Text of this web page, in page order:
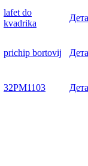
lafet do
kvadrika
prichip bortovij
32PM1103